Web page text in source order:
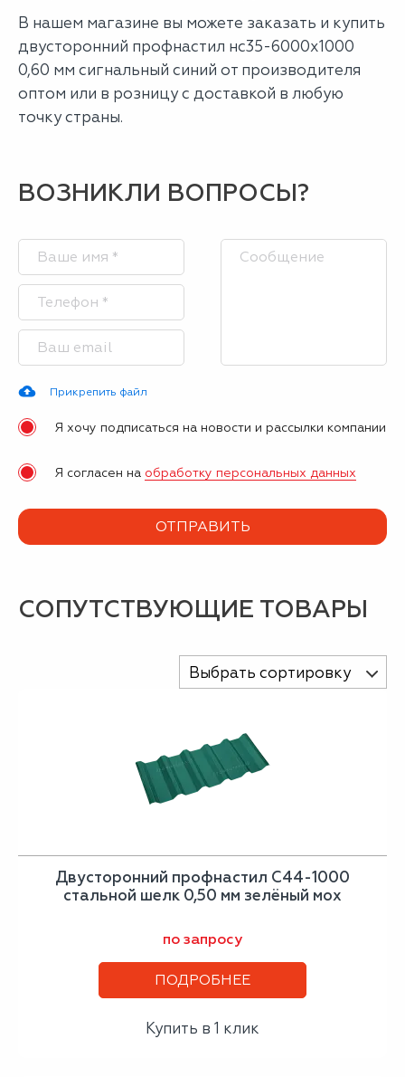
В нашем магазине вы можете заказать и купить
двусторонний профнастил нс35-6000х1000
0,60 мм сигнальный синий от производителя
оптом или в розницу с доставкой в любую
точку страны.
ВОЗНИКЛИ ВОПРОСЫ?
Прикрепить файл
Я хочу подписаться на новости и рассылки компании
Я согласен на обработку персональных данных
СОПУТСТВУЮЩИЕ ТОВАРЫ
Выбрать сортировку
Двусторонний профнастил С44-1000
стальной шелк 0,50 мм зелёный мох
по запросу
ПОДРОБНЕЕ
Купить в 1 клик